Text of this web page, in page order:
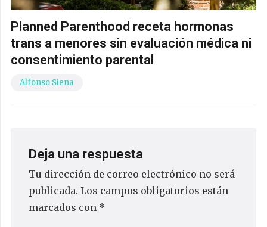
Planned Parenthood receta hormonas
trans a menores sin evaluación médica ni
consentimiento parental
Alfonso Siena
Deja una respuesta
Tu dirección de correo electrónico no será
publicada. Los campos obligatorios están
marcados con *